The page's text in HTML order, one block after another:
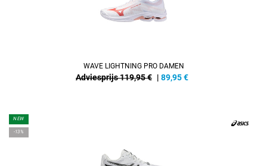
WAVE LIGHTNING PRO DAMEN
Adviesprijs 119,95 € | 89,95€
NEW
-13%